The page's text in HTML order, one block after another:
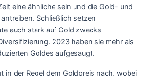
eine ähnliche sein und die Gold- und
Schließlich setzen
auch stark auf Gold zwecks
2023 haben sie mehr als
Goldes aufgesaugt.
in der Regel dem Goldpreis nach, wobei